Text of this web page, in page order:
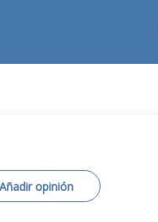
Añadir opinión